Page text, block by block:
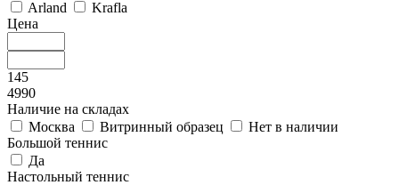
Arland
Krafla
Цена
145
4990
Наличие на складах
Москва
Витринный образец
Нет в наличии
Большой теннис
Да
Настольный теннис